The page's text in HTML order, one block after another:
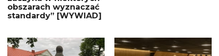
obszarach wyznaczać
standardy” [WYWIAD]